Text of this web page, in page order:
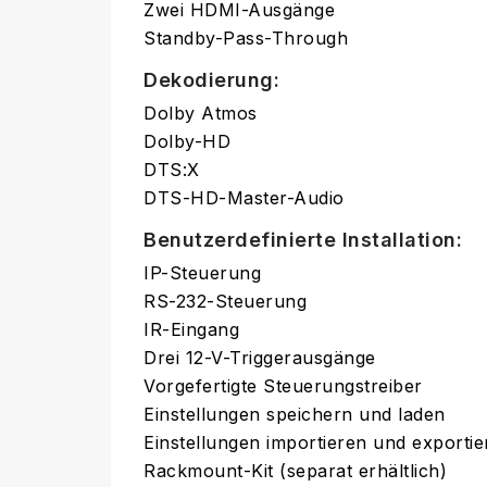
Zwei HDMI-Ausgänge
Standby-Pass-Through
Dekodierung:
Dolby Atmos
Dolby-HD
DTS:X
DTS-HD-Master-Audio
Benutzerdefinierte Installation:
IP-Steuerung
RS-232-Steuerung
IR-Eingang
Drei 12-V-Triggerausgänge
Vorgefertigte Steuerungstreiber
Einstellungen speichern und laden
Einstellungen importieren und
Rackmount-Kit (separat erhältlich)